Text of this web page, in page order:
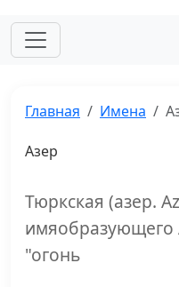
Главная Имена
Азер
Тюркская (азер.
имяобразующего
"огонь